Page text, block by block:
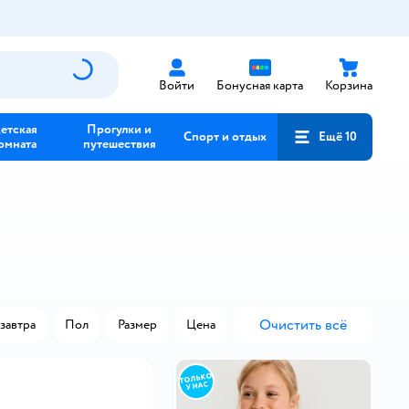
Войти Бонусная карта Корзина
Прогулки и
путешествия
Спорт и отдых Ещё 10
Пол Размер Цена Очистить всё